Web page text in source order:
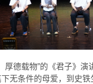
厚德载物”的《君子》
无条件的母爱，到